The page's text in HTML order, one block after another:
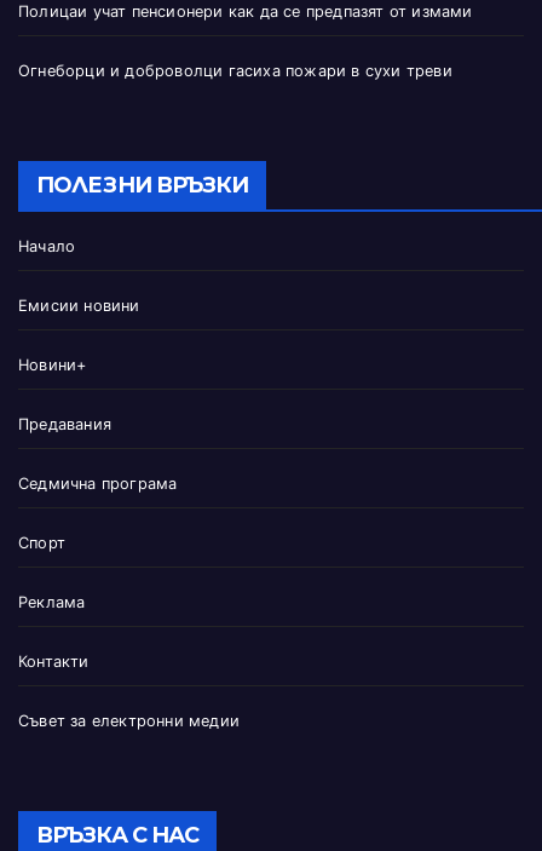
Полицаи учат пенсионери как да се предпазят от измами
Огнеборци и доброволци гасиха пожари в сухи треви
ПОЛЕЗНИ ВРЪЗКИ
Начало
Емисии новини
Новини+
Предавания
Седмична програма
Спорт
Реклама
Контакти
Съвет за електронни медии
ВРЪЗКА С НАС